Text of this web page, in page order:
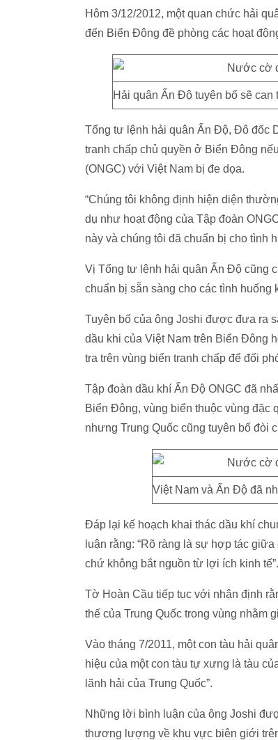
Hôm 3/12/2012, một quan chức hải
đến Biển Đông đề phòng các hoạt
Hải quân Ấn Độ tuyên bố sẽ
Tổng tư lệnh hải quân Ấn Độ, Đô đốc
tranh chấp chủ quyền ở Biển Đông
(ONGC) với Việt Nam bị đe dọa.
“Chúng tôi không định hiện diện
dụ như hoạt động của Tập đoàn
này và chúng tôi đã chuẩn bị cho tình
Vị Tổng tư lệnh hải quân Ấn Độ cũng
chuẩn bị sẵn sàng cho các tình huống
Tuyên bố của ông Joshi được đưa ra
dầu khi của Việt Nam trên Biển Đông
tra trên vùng biển tranh chấp để đối
Tập đoàn dầu khí Ấn Độ ONGC đã
Biển Đông, vùng biển thuộc vùng đặc
nhưng Trung Quốc cũng tuyên bố đòi
Việt Nam và Ấn Độ đã
Đáp lại kế hoạch khai thác dầu khí
luận rằng: “Rõ ràng là sự hợp tác
chứ không bắt nguồn từ lợi ích kinh tế”.
Tờ Hoàn Cầu tiếp tục với nhận định
thế của Trung Quốc trong vùng nhằm
Vào tháng 7/2011, một con tàu hải
hiệu của một con tàu tự xưng là tàu
lãnh hải của Trung Quốc”.
Những lời bình luận của ông Joshi
thương lượng về khu vực biên giới